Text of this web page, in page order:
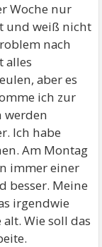
Woche nur
und weiß nicht
nach
alles
aber es
ich zur
werden
Ich habe
Am Montag
immer einer
besser. Meine
irgendwie
Wie soll das